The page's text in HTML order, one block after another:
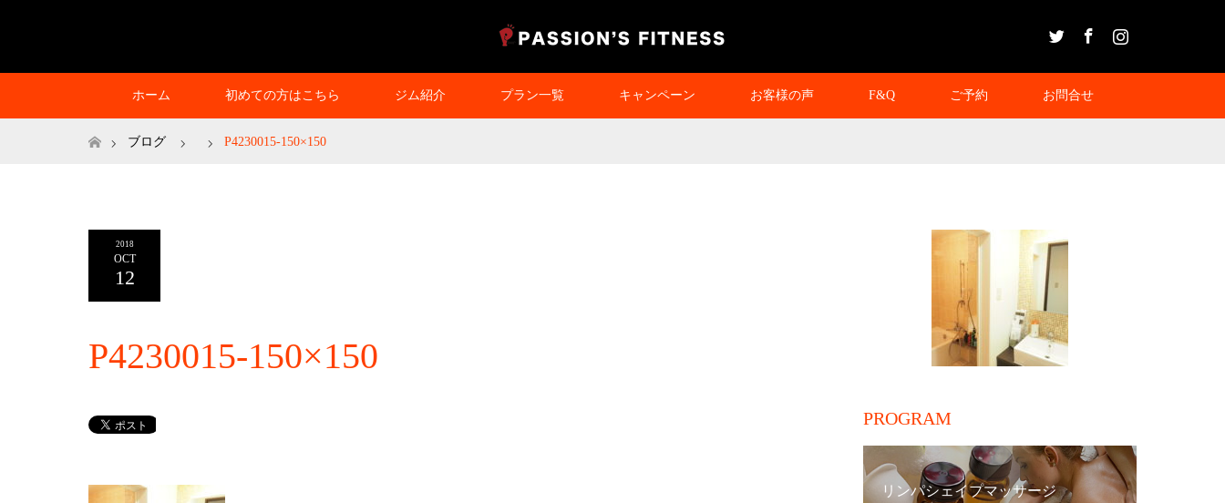
ホーム 初めての方はこちら ジム紹介 プラン一覧 キャンペーン お客様の声 F&Q ご予約 お問合せ
ホームブログ P4230015-150×150
2018
OCT
12
P4230015-150×150
PROGRAM
リンパシェイプマッサージ